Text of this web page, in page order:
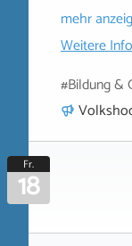
mehr
Weitere
#Bildung &
Fr.
18